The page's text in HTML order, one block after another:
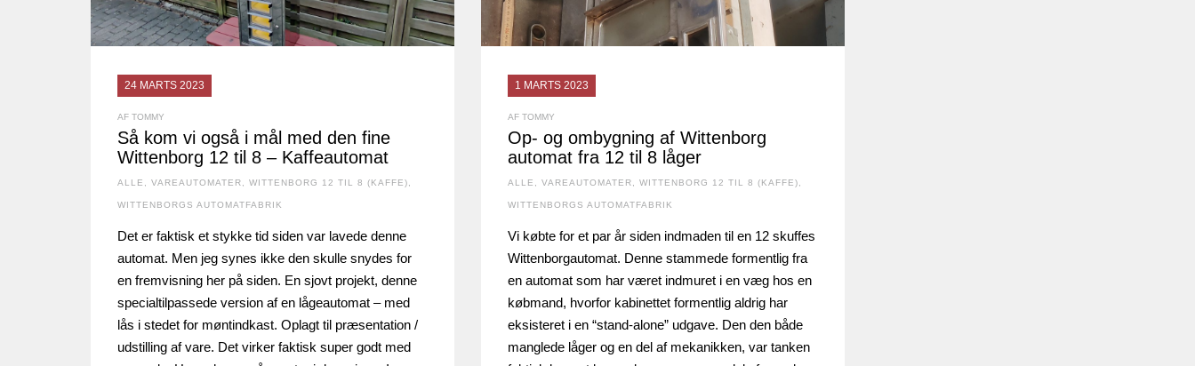
24 MARTS 2023
AF TOMMY
Så kom vi også i mål med den fine
Wittenborg 12 til 8 – Kaffeautomat
ALLE VAREAUTOMATER WITTENBORG 12 TIL 8 (KAFFE)
WITTENBORGS AUTOMATFABRIK
Det er faktisk et stykke tid siden var lavede denne
automat. Men jeg synes ikke den skulle snydes for
en fremvisning her på siden. En sjovt projekt, denne
specialtilpassede version af en lågeautomat – med
lås i stedet for møntindkast. Oplagt til præsentation /
udstilling af vare. Det virker faktisk super godt med
1 MARTS 2023
AF TOMMY
Op- og ombygning af Wittenborg
automat fra 12 til 8 låger
ALLE VAREAUTOMATER WITTENBORG 12 TIL 8 (KAFFE)
WITTENBORGS AUTOMATFABRIK
Vi købte for et par år siden indmaden til en 12 skuffes
Wittenborgautomat. Denne stammede formentlig fra
en automat som har været indmuret i en væg hos en
købmand, hvorfor kabinettet formentlig aldrig har
eksisteret i en “stand-alone” udgave. Den den både
manglede låger og en del af mekanikken, var tanken